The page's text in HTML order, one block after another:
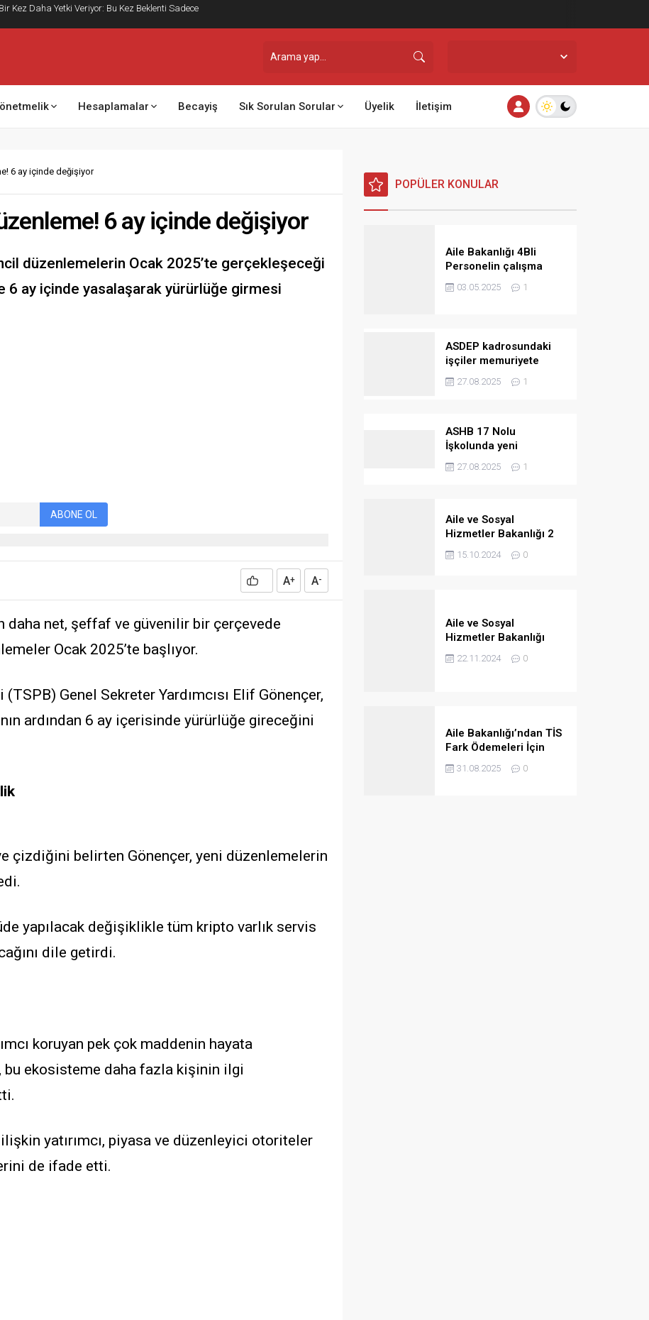
Kez Daha Yetki Veriyor: Bu Kez Beklenti Sadece
Hesaplamalar Becayiş Sık Sorulan Sorular Üyelik İletişim
6 ay içinde değişiyor
6 ay içinde değişiyor
düzenlemelerin Ocak 2025’te gerçekleşeceği
6 ay içinde yasalaşarak yürürlüğe girmesi
ABONE OL
A+ A-
daha net, şeffaf ve güvenilir bir çerçevede
Ocak 2025’te başlıyor.
Genel Sekreter Yardımcısı Elif Gönençer,
ardından 6 ay içerisinde yürürlüğe gireceğini
çizdiğini belirten Gönençer, yeni düzenlemelerin
yapılacak değişiklikle tüm kripto varlık servis
dile getirdi.
koruyan pek çok maddenin hayata
ekosisteme daha fazla kişinin ilgi
yatırımcı, piyasa ve düzenleyici otoriteler
de ifade etti.
POPÜLER KONULAR
Aile Bakanlığı 4Bli
Personelin çalışma
saatlerine ilişkin görüş
ve talimat yayınladı
03.05.2025 1
ASDEP kadrosundaki
işçiler memuriyete
geçiriliyor
27.08.2025 1
ASHB 17 Nolu
İşkolunda yeni
kazanımlar
27.08.2025 1
Aile ve Sosyal
Hizmetler Bakanlığı 2
bin 390 personel
alacak
15.10.2024 0
Aile ve Sosyal
Hizmetler Bakanlığı
2024/4B Personel
Ataması Taban
22.11.2024 0
Aile Bakanlığı’ndan TİS
Fark Ödemeleri İçin
Kurumlara Önemli Uyarı
31.08.2025 0